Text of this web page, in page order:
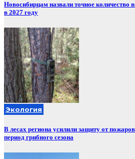
Новосибирцам назвали точное количество
в 2027 году
Экология
В лесах региона усилили защиту от
период грибного сезона